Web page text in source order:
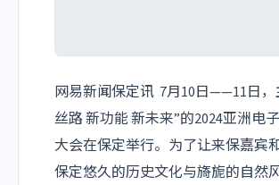
网易新闻保定讯 7月10日——11日，
丝路 新功能 新未来”的2024亚洲电
大会在保定举行。为了让来保嘉宾
保定悠久的历史文化与旖旎的自然